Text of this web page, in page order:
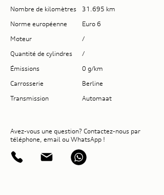
Nombre de kilomètres
31.695 km
Norme européenne
Euro 6
Moteur
/
Quantité de cylindres
/
Émissions
0 g/km
Carrosserie
Berline
Transmission
Automaat
Avez-vous une question? Contactez-nous par
téléphone, email ou WhatsApp !